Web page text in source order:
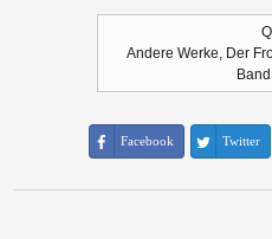
Andere Werke, Der
Facebook Twitter